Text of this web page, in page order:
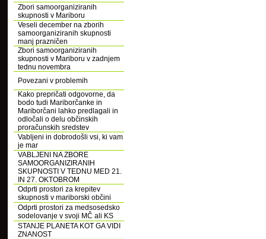
Zbori samoorganiziranih
skupnosti v Mariboru
Veseli december na zborih
samoorganiziranih skupnosti
manj prazničen
Zbori samoorganiziranih
skupnosti v Mariboru v zadnjem
tednu novembra
Povezani v problemih
Kako prepričati odgovorne, da
bodo tudi Mariborčanke in
Mariborčani lahko predlagali in
odločali o delu občinskih
proračunskih sredstev
Vabljeni in dobrodošli vsi, ki vam
je mar
VABLJENI NA ZBORE
SAMOORGANIZIRANIH
SKUPNOSTI V TEDNU MED 21.
IN 27. OKTOBROM
Odprti prostori za krepitev
skupnosti v mariborski občini
Odprti prostori za medsosedsko
sodelovanje v svoji MČ ali KS
STANJE PLANETA KOT GA VIDI
ZNANOST